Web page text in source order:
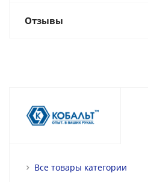
Отзывы
Все товары категории